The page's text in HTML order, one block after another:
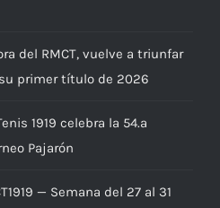
del RMCT, vuelve a triunfar
primer título de 2026
1919 celebra la 54.ª
Pajarón
— Semana del 27 al 31